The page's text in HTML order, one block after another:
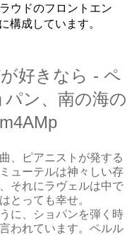
ウドのフロントエン
構成しています。
好きなら - ペ
ン、南の海の
、ピアニストが発する
ューテルは神々しい存
それにラヴェルは中で
とっても幸せ。
に、ショパンを弾く時
われています。ペルル